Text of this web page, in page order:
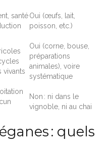
santéOui (œufs, lait,
poisson, etc.)
vivants
Oui (corne, bouse,
préparations
animales), voire
systématique
Non : ni dans le
vignoble, ni au chai
: quels